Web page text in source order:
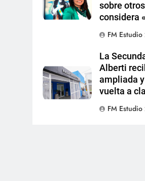
sobre
considera
FM Estudio
La
Alberti
ampliada
vuelta a
FM Estudio